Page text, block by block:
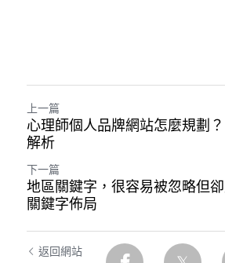
上一篇
心理師個人品牌網站怎麼規劃
解析
下一篇
地區關鍵字，很容易被忽略但
關鍵字佈局
返回網站